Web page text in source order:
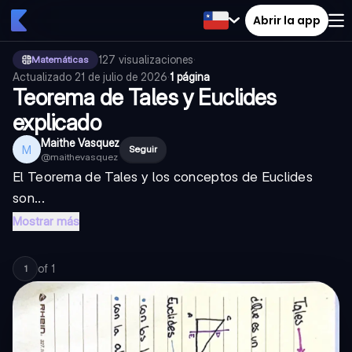
Abrir la app
Matemáticas 127 visualizaciones·
Actualizado 21 de julio de 2026·1 página
Teorema de Tales y Euclides
explicado
M Maithe Vasquez
@maithevasquez
Seguir
El Teorema de Tales y los conceptos de Euclides
son...
Mostrar más
1 of 1